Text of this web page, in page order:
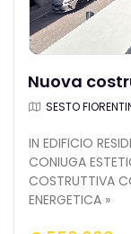
Nuova
SESTO
IN EDIFICIO
CONIUGA
COSTRUTTIVA
ENERGETICA »